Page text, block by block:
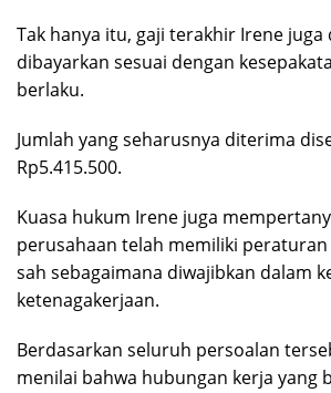
Tak hanya itu, gaji terakhir Irene
dibayarkan sesuai dengan
berlaku.
Jumlah yang seharusnya diterima
Rp5.415.500.
Kuasa hukum Irene juga
perusahaan telah memiliki
sah sebagaimana diwajibkan dalam
ketenagakerjaan.
Berdasarkan seluruh persoalan
menilai bahwa hubungan kerja yang